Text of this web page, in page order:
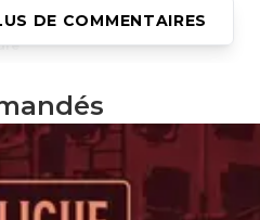
c est que ça fait 2 mois qu’il
a été renvoyé pour certaines
coupable. Pendant que
le droit à rien parce qu’ils
de boulots où ils en peuvent
DE COMMENTAIRES